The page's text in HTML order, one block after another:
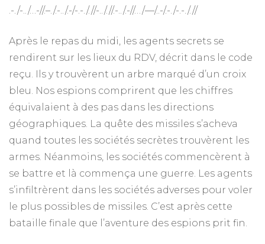
.-./-../…-//.–./.-../.-/-.-././/-.././/.-../.-//…/—/..-/.-./-.-././/
Après le repas du midi, les agents secrets se
rendirent sur les lieux du RDV, décrit dans le code
reçu. Ils y trouvèrent un arbre marqué d’un croix
bleu. Nos espions comprirent que les chiffres
équivalaient à des pas dans les directions
géographiques. La quête des missiles s’acheva
quand toutes les sociétés secrètes trouvèrent les
armes. Néanmoins, les sociétés commencèrent à
se battre et là commença une guerre. Les agents
s’infiltrèrent dans les sociétés adverses pour voler
le plus possibles de missiles. C’est après cette
bataille finale que l’aventure des espions prit fin.